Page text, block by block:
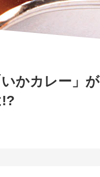
かカレー」が